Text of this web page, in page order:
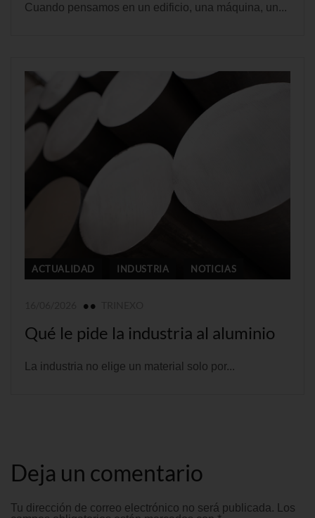
Cuando pensamos en un edificio, una máquina, un...
ACTUALIDAD INDUSTRIA NOTICIAS
Qué le pide la industria al aluminio
La industria no elige un material solo por...
Deja un comentario
Tu dirección de correo electrónico no será publicada.
Los